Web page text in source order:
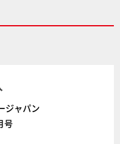
日（月）11:59まで応募受付
ジャパン
号